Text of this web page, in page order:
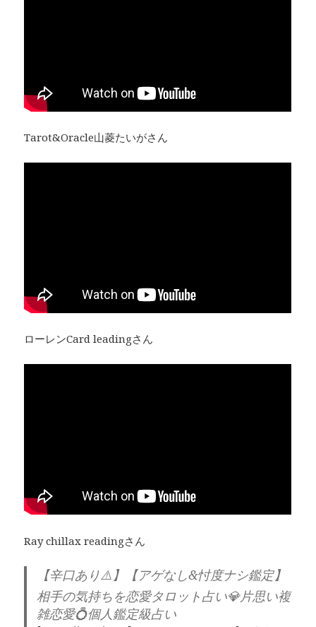
Tarot&Oracle山菱たいがさん
ローレンCard leadingさん
Ray chillax readingさん
【辛口あり⚠️】【アゲなし&忖度ナシ鑑定】
相手の気持ちを恋愛タロット占い💎片思い複
雑恋愛💍個人鑑定級占い